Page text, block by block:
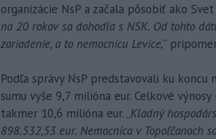
organizácie NsP a začala pôsobiť ako
na 20 rokov sa dohodla s NSK. Od tohto
zariadenie, a to nemocnicu Levice,“
Podľa správy NsP predstavovali ku
sumu vyše 9,7 milióna eur. Celkové
takmer 10,6 milióna eur. „Kladný
898.532,53 eur. Nemocnica v Topoľčanoch